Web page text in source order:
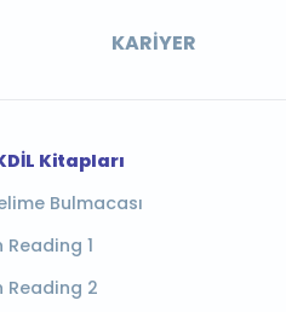
KARIYER
Kitapları
Bulmacası
Reading 1
Reading 2